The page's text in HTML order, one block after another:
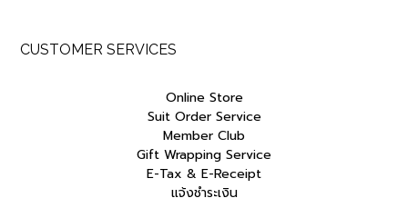
CUSTOMER SERVICES
Online Store
Suit Order Service
Member Club
Gift Wrapping Service
E-Tax & E-Receipt
แจ้งชำระเงิน